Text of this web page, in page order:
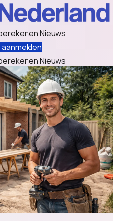
Nieuws
Nieuws